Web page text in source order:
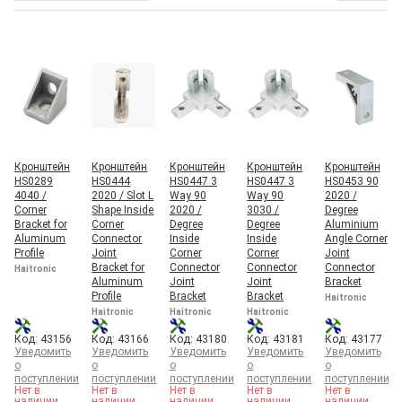
Эксцентрик
KINDLE
LINKCNC
MIPC
MKS
MUM
SAIBO
SANJIU
Sanwei
SHAM
SHITU
THK
TIAR
Two Trees Technology
WARMHOME
XHT
XIND
YIXING
Кронштейн
HS0289
4040 /
Corner
Bracket for
Aluminum
Profile
Haitronic
Код: 43156
Уведомить
о
поступлении
Нет в
Кронштейн
HS0444
2020 / Slot L
Shape Inside
Corner
Connector
Joint
Bracket for
Aluminum
Profile
Haitronic
Код: 43166
Уведомить
о
поступлении
Нет в
Кронштейн
HS0447 3
Way 90
2020 /
Degree
Inside
Corner
Connector
Joint
Bracket
Haitronic
Код: 43180
Уведомить
о
поступлении
Нет в
Кронштейн
HS0447 3
Way 90
3030 /
Degree
Inside
Corner
Connector
Joint
Bracket
Haitronic
Код: 43181
Уведомить
о
поступлении
Нет в
Кронштейн
HS0453 90
2020 /
Degree
Aluminium
Angle Corner
Joint
Connector
Bracket
Haitronic
Код: 43177
Уведомить
о
поступлении
Нет в